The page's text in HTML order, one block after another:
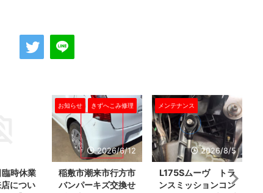
臨時休業
につい
お知らせ きずへこみ修理
2026/6/12
稲敷市潮来市行方市
バンパーキズ交換せ
メンテナンス
2026/8/5
L175Sムーヴ トラ
ンスミッションコン